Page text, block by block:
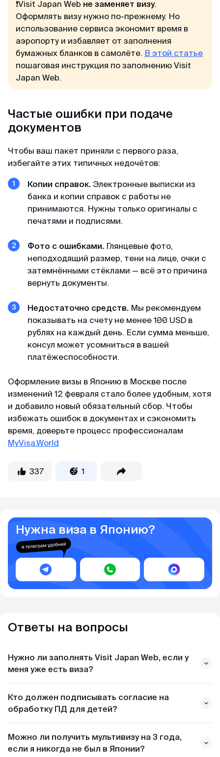
❗️Visit Japan Web не заменяет визу.
Оформлять визу нужно по-прежнему. Но
использование сервиса экономит время в
аэропорту и избавляет от заполнения
бумажных бланков в самолёте. В этой статье
пошаговая инструкция по заполнению Visit
Japan Web.
Частые ошибки при подаче
документов
Чтобы ваш пакет приняли с первого раза,
избегайте этих типичных недочётов:
Копии справок. Электронные выписки из
банка и копии справок с работы не
принимаются. Нужны только оригиналы с
печатями и подписями.
Фото с ошибками. Глянцевые фото,
неподходящий размер, тени на лице, очки с
затемнёнными стёклами — всё это причина
вернуть документы.
Недостаточно средств. Мы рекомендуем
показывать на счету не менее 100 USD в
рублях на каждый день. Если сумма меньше,
консул может усомниться в вашей
платёжеспособности.
Оформление визы в Японию в Москве после
изменений 12 февраля стало более удобным, хотя
и добавило новый обязательный сбор. Чтобы
избежать ошибок в документах и сэкономить
время, доверьте процесс профессионалам
MyVisa.World
337 1
Нужна виза в Японию?
Ответы на вопросы
Нужно ли заполнять Visit Japan Web, если у
меня уже есть виза?
Visit Japan Web
все
Кто должен подписывать согласие на
обработку ПД для детей?
ещё нет 14
лет
Можно ли получить мультивизу на 3 года,
если я никогда не был в Японии?